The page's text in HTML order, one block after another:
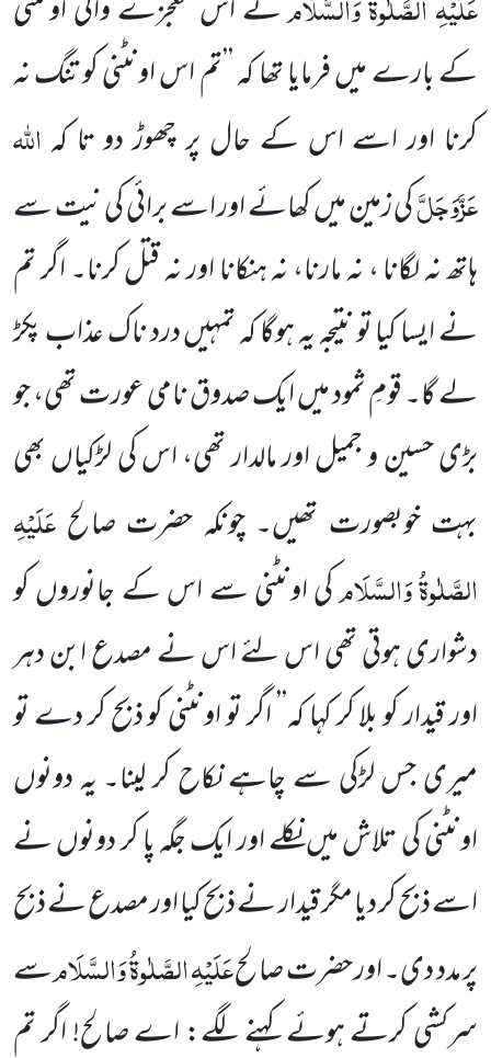
نے اس معجزے والی اونٹنی
کے بارے میں فرمایا تھا کہ ’’تم اس اونٹنی کو تنگ نہ
کرنا اوراسے اس کے حال پر چھوڑ دو تا کہاللہ
عَزَّوَجَلَّکی زمین میں کھائے اور اسے برائی کی نیت سے
ہاتھ نہ لگانا ، نہ مارنا، نہ ہنکانااور نہ قتل کرنا۔ اگر تم
نے ایسا کیا تو نتیجہ یہ ہوگا کہ تمہیں درد ناک عذاب پکڑ
لے گا۔ قومِ ثمود میں ایکصدوق نامی عورت تھی،جو
بڑی حسین و جمیل اور مالدار تھی، اس کی لڑکیاں بھی
بہت خوبصورت تھیں۔ چونکہ حضرت صالح عَلَیْہِ
الصَّلٰوۃُ وَالسَّلَامکی اونٹنیسے اس کے جانوروں کو
دشواری ہوتی تھی اس لئے اس نے مصدع ابن دہر
اور قیدار کو بلا کر کہا کہ’’ اگر تو اونٹنی کو ذبح کر دےتو
میری جس لڑکی سے چاہے نکاح کر لینا۔ یہدونوں
اونٹنی کی تلاش میں نکلے اور ایک جگہ پا کر دونوں نے
اسے ذبح کر دیا مگر قیدار نے ذبح کیا اور مصدع نے ذبح
پر مدد دی۔ اور حضرت صالحعَلَیْہِ الصَّلٰوۃُ وَالسَّلَامسے
سرکشی کرتے ہوئے کہنے لگے:اے صالح! اگر تم